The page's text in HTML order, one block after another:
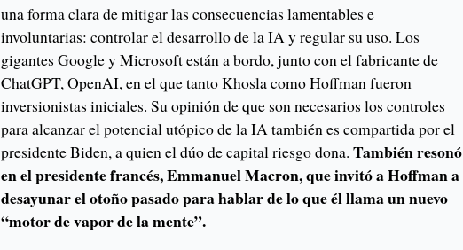
una forma clara de mitigar las consecuencias lamentables e
involuntarias: controlar el desarrollo de la IA y regular su uso. Los
gigantes Google y Microsoft están a bordo, junto con el fabricante de
ChatGPT, OpenAI, en el que tanto Khosla como Hoffman fueron
inversionistas iniciales. Su opinión de que son necesarios los controles
para alcanzar el potencial utópico de la IA también es compartida por el
presidente Biden, a quien el dúo de capital riesgo dona.También resonó
en el presidente francés, Emmanuel Macron, que invitó a Hoffman a
desayunar el otoño pasado para hablar de lo que él llama un nuevo
“motor de vapor de la mente”.